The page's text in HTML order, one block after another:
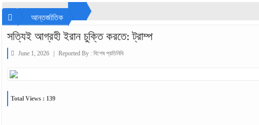
আন্তর্জাতিক
সত্যিই আগ্রহী ইরান চুক্তি করতে: ট্রাম্প
June 1, 2026 Reported By : বিশেষ প্রতিনিধি
Total Views : 139